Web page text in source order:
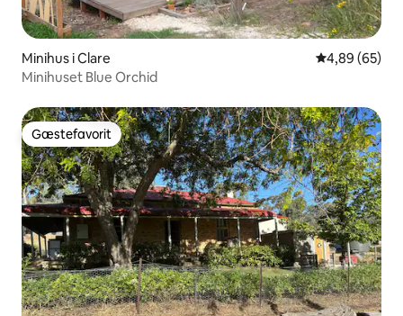
Minihus i Clare 4,89 ud af 5 i
4,89 (65)
Minihuset Blue Orchid
Gæstefavorit
Gæstefavorit